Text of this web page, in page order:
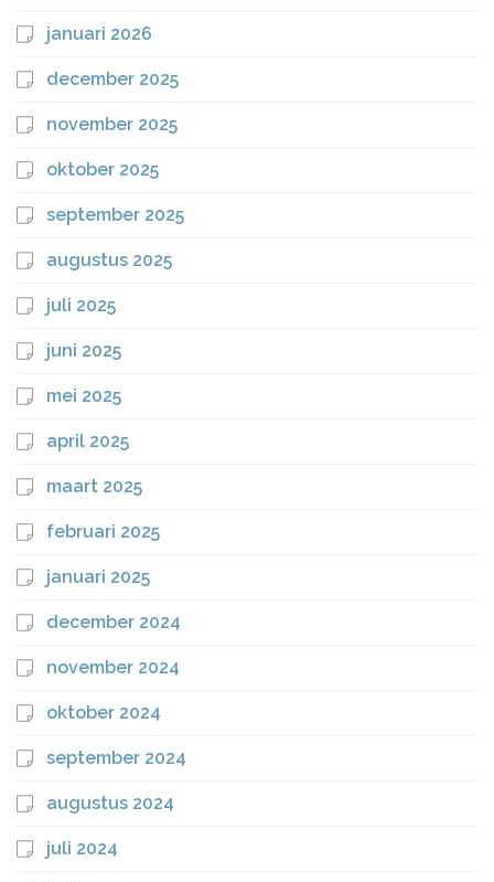
januari 2026
december 2025
november 2025
oktober 2025
september 2025
augustus 2025
juli 2025
juni 2025
mei 2025
april 2025
maart 2025
februari 2025
januari 2025
december 2024
november 2024
oktober 2024
september 2024
augustus 2024
juli 2024